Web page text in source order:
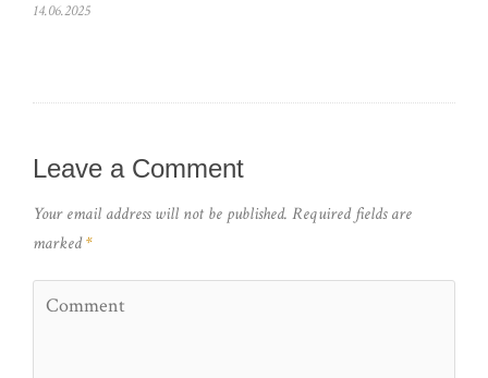
14.06.2025
Leave a Comment
Your email address will not be published. Required fields are
marked*